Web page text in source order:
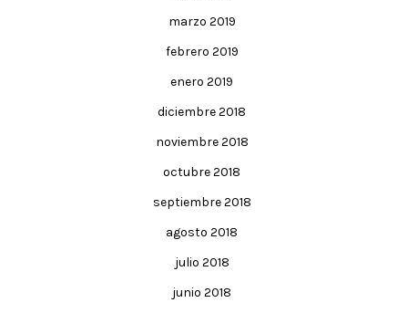
marzo 2019
febrero 2019
enero 2019
diciembre 2018
noviembre 2018
octubre 2018
septiembre 2018
agosto 2018
julio 2018
junio 2018